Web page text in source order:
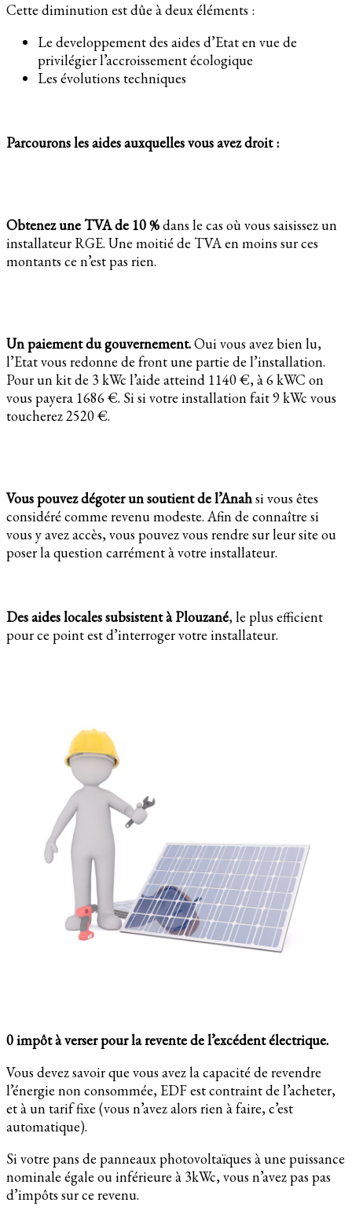
Cette diminution est dûe à deux éléments :
Le developpement des aides d’Etat en vue de
privilégier l’accroissement écologique
Les évolutions techniques
Parcourons les aides auxquelles vous avez droit :
Obtenez une TVA de 10 %dans le cas où vous saisissez un
installateur RGE. Une moitié de TVA en moins sur ces
montants ce n’est pas rien.
Un paiement du gouvernement.Oui vous avez bien lu,
l’Etat vous redonne de front une partie de l’installation.
Pour un kit de 3 kWc l’aide atteind 1140 €, à 6 kWC on
vous payera 1686 €. Si si votre installation fait 9 kWc vous
toucherez 2520 €.
Vous pouvez dégoter un soutient de l’Anahsi vous êtes
considéré comme revenu modeste. Afin de connaître si
vous y avez accès, vous pouvez vous rendre sur leur site ou
poser la question carrément à votre installateur.
Des aides locales subsistent à Plouzané, le plus efficient
pour ce point est d’interroger votre installateur.
0 impôt à verser pour la revente de l’excédent électrique.
Vous devez savoir que vous avez la capacité de revendre
l’énergie non consommée, EDF est contraint de l’acheter,
et à un tarif fixe (vous n’avez alors rien à faire, c’est
automatique).
Si votre pans de panneaux photovoltaïques à une puissance
nominale égale ou inférieure à 3kWc, vous n’avez pas pas
d’impôts sur ce revenu.